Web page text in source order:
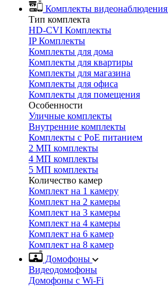
Комплекты видеонаблюдения
Тип комплекта
HD-CVI Комплекты
IP Комплекты
Комплекты для дома
Комплекты для квартиры
Комплекты для магазина
Комплекты для офиса
Комплекты для помещения
Особенности
Уличные комплекты
Внутренние комплекты
Комплекты с PoE питанием
2 МП комплекты
4 МП комплекты
5 МП комплекты
Количество камер
Комплект на 1 камеру
Комплект на 2 камеры
Комплект на 3 камеры
Комплект на 4 камеры
Комплект на 6 камер
Комплект на 8 камер
Домофоны
Видеодомофоны
Домофоны с Wi-Fi